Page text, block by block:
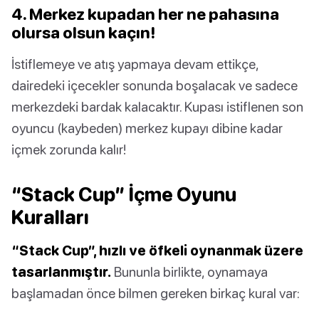
4. Merkez kupadan her ne pahasına
olursa olsun kaçın!
İstiflemeye ve atış yapmaya devam ettikçe,
dairedeki içecekler sonunda boşalacak ve sadece
merkezdeki bardak kalacaktır. Kupası istiflenen son
oyuncu (kaybeden) merkez kupayı dibine kadar
içmek zorunda kalır!
“Stack Cup” İçme Oyunu
Kuralları
“Stack Cup”, hızlı ve öfkeli oynanmak üzere
tasarlanmıştır. Bununla birlikte, oynamaya
başlamadan önce bilmen gereken birkaç kural var: